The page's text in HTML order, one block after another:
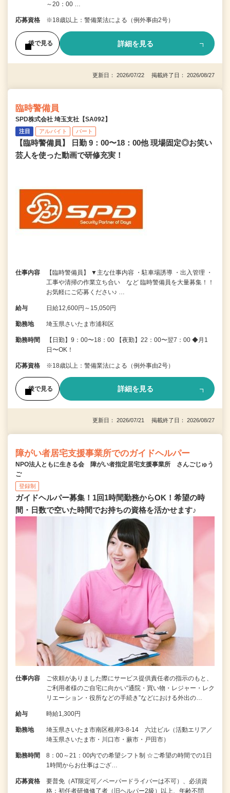
～20：00 …
応募資格 ※18歳以上：警備業法による（例外事由2号）
後で見る 詳細を見る
更新日： 2026/07/22 掲載終了日： 2026/08/27
臨時警備員
SPD株式会社 埼玉支社【SA092】
注目 アルバイト パート
【臨時警備員】 日勤 9：00〜18：00他 現場固定◎お笑い
芸人を使った動画で研修充実！
仕事内容
【臨時警備員】 ▼主な仕事内容 ・駐車場誘導 ・出入管理 ・
工事や清掃の作業立ち合い など 臨時警備員を大量募集！！
お気軽にご応募ください♪ …
給与 日給12,600円～15,050円
勤務地 埼玉県さいたま市浦和区
勤務時間
【日勤】9：00〜18：00 【夜勤】22：00〜翌7：00 ◆月1
日〜OK！
応募資格 ※18歳以上：警備業法による（例外事由2号）
後で見る 詳細を見る
更新日： 2026/07/21 掲載終了日： 2026/08/27
障がい者居宅支援事業所でのガイドヘルパー
NPO法人ともに生きる会 障がい者指定居宅支援事業所 さんごじゅう
ご
登録制
ガイドヘルパー募集！1回1時間勤務からOK！希望の時
間・日数で空いた時間でお持ちの資格を活かせます♪
仕事内容
ご依頼がありました際にサービス提供責任者の指示のもと、
ご利用者様のご自宅に向かい“通院・買い物・レジャー・レク
リエーション・役所などの手続き”などにおける外出の…
給与 時給1,300円
勤務地
埼玉県さいたま市南区根岸3-8-14 六辻ビル（活動エリア／
埼玉県さいたま市・川口市・蕨市・戸田市）
勤務時間
8：00～21：00内での希望シフト制 ☆ご希望の時間での1日
1時間からお仕事はござ…
応募資格
要普免（AT限定可／ペーパードライバーは不可）、必須資
格：初任者研修修了者（旧ヘルパー2級）以上、年齢不問